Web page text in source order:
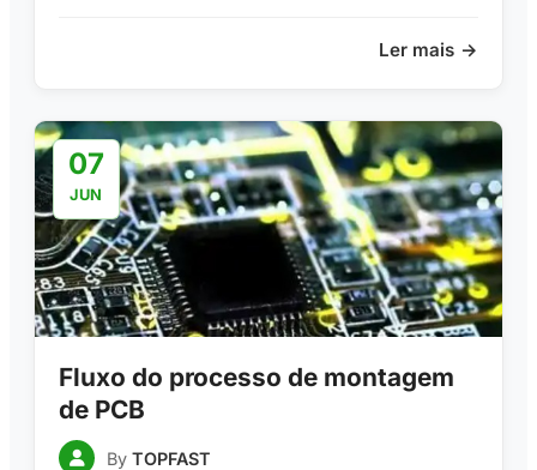
Ler mais
07
JUN
Fluxo do processo de montagem
de PCB
By TOPFAST